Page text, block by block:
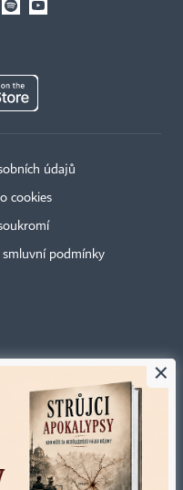
údajů
cookies
smluvní podmínky
svolení vydavatele je
×